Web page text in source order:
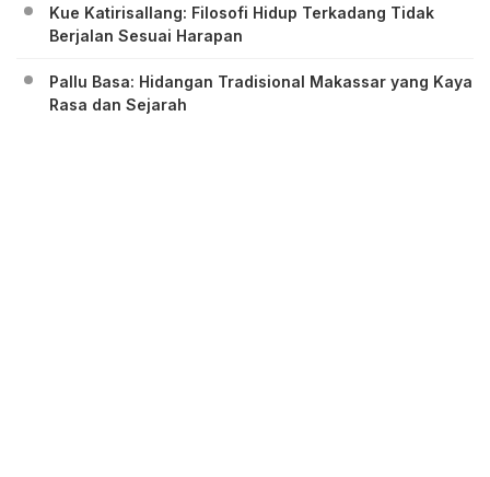
Kue Katirisallang: Filosofi Hidup Terkadang Tidak
Berjalan Sesuai Harapan
Pallu Basa: Hidangan Tradisional Makassar yang Kaya
Rasa dan Sejarah